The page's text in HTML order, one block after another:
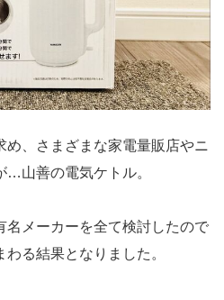
、さまざまな家電量販店やニ
…山善の電気ケトル。
名メーカーを全て検討したので
る結果となりました。